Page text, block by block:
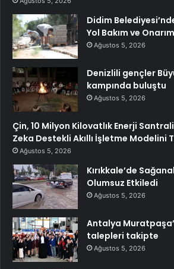
Didim
Yol Bakım ve
Ağustos 5, 2026
Denizlili gençler
kampında buluştu
Ağustos 5, 2026
Çin, 10 Milyon Kilovatlık Enerji
Zeka Destekli Akıllı İşletme Modelini
Ağustos 5, 2026
Kırıkkale’de
Olumsuz Etkiledi
Ağustos 5, 2026
Antalya
talepleri takipte
Ağustos 5, 2026